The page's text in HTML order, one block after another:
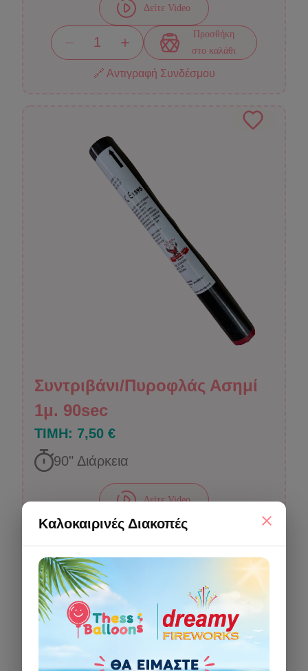
Δείτε Video
Προσθήκη
στο καλάθι
🔗 Αντιγραφή Συνδέσμου
Συντριβάνι/Πυροφλάς Ασημί
1μ. 90sec
ΤΙΜΗ: 7,50 €
90" Διάρκεια
Δείτε Video
🔗 Αντιγραφή Συνδέσμου
Καλοκαιρινές Διακοπές